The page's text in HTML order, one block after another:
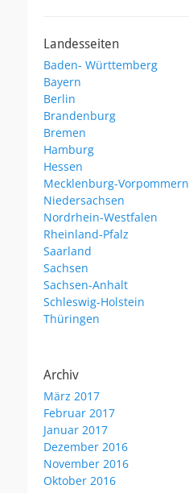
Landesseiten
Baden- Württemberg
Bayern
Berlin
Brandenburg
Bremen
Hamburg
Hessen
Mecklenburg-Vorpommern
Niedersachsen
Nordrhein-Westfalen
Rheinland-Pfalz
Saarland
Sachsen
Sachsen-Anhalt
Schleswig-Holstein
Thüringen
Archiv
März 2017
Februar 2017
Januar 2017
Dezember 2016
November 2016
Oktober 2016